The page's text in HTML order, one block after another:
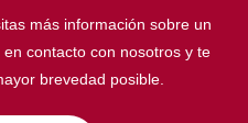
más información sobre un
contacto con nosotros y te
brevedad posible.